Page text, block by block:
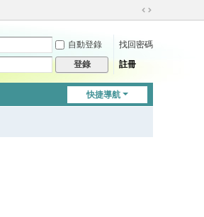
切
到
自動登錄
找回密碼
登錄 註冊
快捷導航